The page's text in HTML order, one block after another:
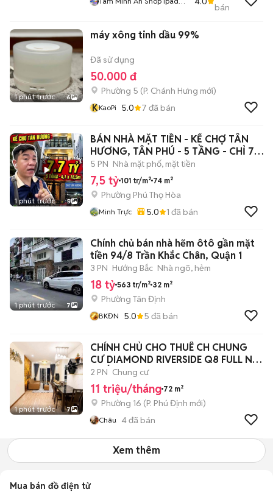
bán
1 phút trước 6
máy xông tinh dầu 99%
Đã sử dụng
50.000 đ
Phường 5 (P. Chánh Hưng mới)
KKaoPi 5.0 7 đã bán
1 phút trước 5
BÁN NHÀ MẶT TIỀN - KẾ CHỢ TÂN
HƯƠNG, TÂN PHÚ - 5 TẦNG - CHỈ 7.x
tỷ
5 PN Nhà mặt phố, mặt tiền
7,5 tỷ 101 tr/m² 74 m²
Phường Phú Thọ Hòa
Minh Trực 5.0 1 đã bán
1 phút trước 7
Chính chủ bán nhà hẽm ôtô gần mặt
tiền 94/8 Trần Khắc Chân, Quận 1
3 PN Hướng Bắc Nhà ngõ, hẻm
18 tỷ 563 tr/m² 32 m²
Phường Tân Định
BKĐN 5.0 5 đã bán
1 phút trước 7
CHÍNH CHỦ CHO THUÊ CH CHUNG
CƯ DIAMOND RIVERSIDE Q8 FULL NỘI
THẤT
2 PN Chung cư
11 triệu/tháng 72 m²
Phường 16 (P. Phú Định mới)
Châu 4đã bán
Xem thêm
Mua bán đồ điện tử